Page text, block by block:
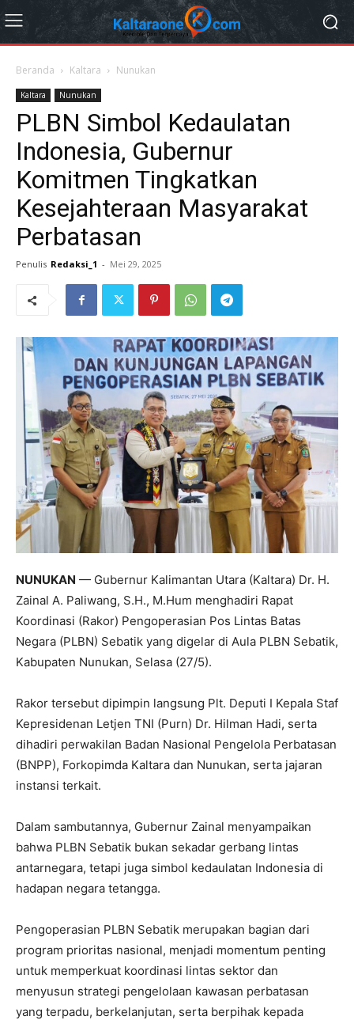
Beranda Kaltara Nunukan
Kaltara Nunukan
PLBN Simbol Kedaulatan
Indonesia, Gubernur
Komitmen Tingkatkan
Kesejahteraan Masyarakat
Perbatasan
Penulis Redaksi_1 - Mei 29, 2025
NUNUKAN — Gubernur Kalimantan Utara (Kaltara) Dr. H.
Zainal A. Paliwang, S.H., M.Hum menghadiri Rapat
Koordinasi (Rakor) Pengoperasian Pos Lintas Batas
Negara (PLBN) Sebatik yang digelar di Aula PLBN Sebatik,
Kabupaten Nunukan, Selasa (27/5).
Rakor tersebut dipimpin langsung Plt. Deputi I Kepala Staf
Kepresidenan Letjen TNI (Purn) Dr. Hilman Hadi, serta
dihadiri perwakilan Badan Nasional Pengelola Perbatasan
(BNPP), Forkopimda Kaltara dan Nunukan, serta jajaran
instansi terkait.
Dalam sambutannya, Gubernur Zainal menyampaikan
bahwa PLBN Sebatik bukan sekadar gerbang lintas
antarnegara, tetapi juga simbol kedaulatan Indonesia di
hadapan negara tetangga.
Pengoperasian PLBN Sebatik merupakan bagian dari
program prioritas nasional, menjadi momentum penting
untuk memperkuat koordinasi lintas sektor dan
menyusun strategi pengelolaan kawasan perbatasan
yang terpadu, berkelanjutan, serta berpihak kepada